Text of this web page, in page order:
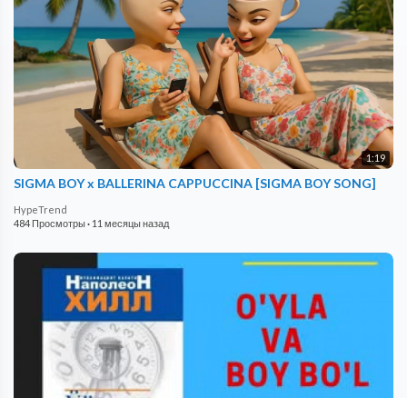
1:19
SIGMA BOY x BALLERINA CAPPUCCINA [SIGMA BOY SONG]
HypeTrend
484 Просмотры· 11 месяцы назад